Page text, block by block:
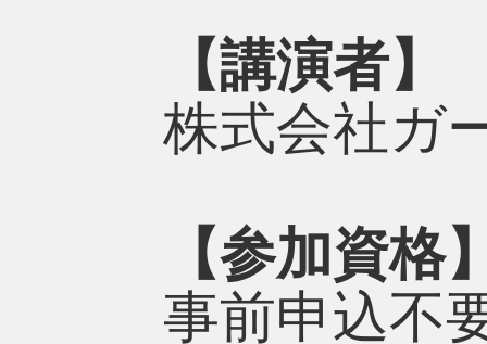
【講演者】
株式会社
【参加資格
事前申込不